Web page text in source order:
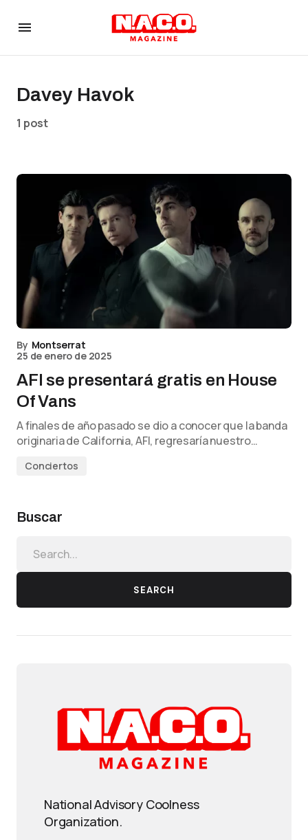
Davey Havok
1 post
By Montserrat
25 de enero de 2025
AFI se presentará gratis en House
Of Vans
A finales de año pasado se dio a conocer que la banda
originaria de California, AFI, regresaría nuestro…
Conciertos
Buscar
SEARCH
National Advisory Coolness
Organization.